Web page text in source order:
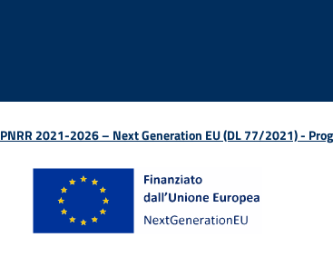
PNRR 2021-2026 – Next Generation EU (DL 77/2021) -